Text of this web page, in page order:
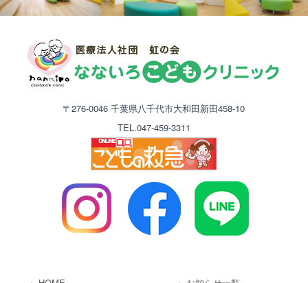
〒276-0046 千葉県八千代市大和田新田458-10
TEL.047-459-3311